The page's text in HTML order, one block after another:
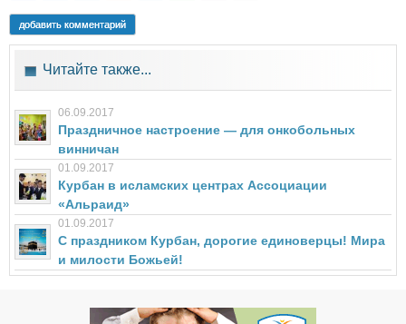
добавить комментарий
Читайте также...
06.09.2017
Праздничное настроение — для онкобольных
винничан
01.09.2017
Курбан в исламских центрах Ассоциации
«Альраид»
01.09.2017
С праздником Курбан, дорогие единоверцы! Мира
и милости Божьей!